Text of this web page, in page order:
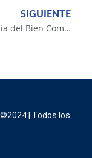
SIGUIENTE
La Economía del Bien Común
| Todos los